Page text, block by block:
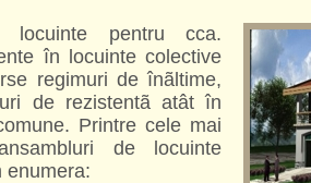
locuinte pentru cca.
în locuinte colective
regimuri de înãltime,
de rezistentã atât în
Printre cele mai
de locuinte
enumera: